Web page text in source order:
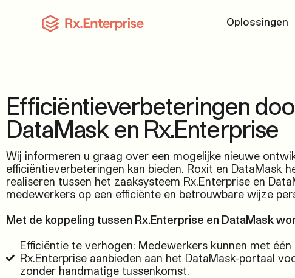
Oplossingen
eenvoudig
Modules
Breid uw
FAQ
Veelgestelde
Efficiëntieverbeteringen
DataMask en Rx.Enterprise
Wij informeren u graag over een mogelijke nieuwe
efficiëntieverbeteringen kan bieden. Roxit en DataMask
realiseren tussen het zaaksysteem Rx.Enterprise en
medewerkers op een efficiënte en betrouwbare wijze
Met de koppeling tussen Rx.Enterprise en DataMask
Efficiëntie te verhogen: Medewerkers kunnen met
Rx.Enterprise aanbieden aan het DataMask-portaal
zonder handmatige tussenkomst.